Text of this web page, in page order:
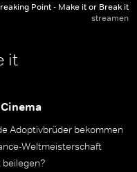
Point - Make it or Break it
streamen
it
Adoptivbrüder bekommen
Weltmeisterschaft